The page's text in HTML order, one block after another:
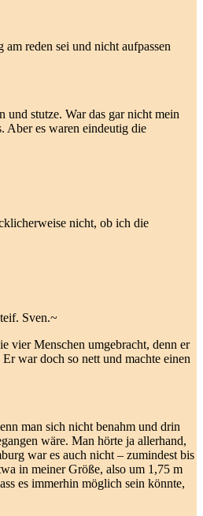
reden sei und nicht aufpassen
und stutze. War das gar nicht mein
Aber es waren eindeutig die
nicht, ob ich die
Sven.~
vier Menschen umgebracht, denn er
war doch so nett und machte einen
man sich nicht benahm und drin
wäre. Man hörte ja allerhand,
war es auch nicht – zumindest bis
in meiner Größe, also um 1,75 m
es immerhin möglich sein könnte,